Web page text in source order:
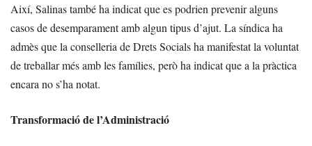
Així, Salinas també ha indicat que es podrien prevenir alguns
casos de desemparament amb algun tipus d’ajut. La síndica ha
admès que la conselleria de Drets Socials ha manifestat la voluntat
de treballar més amb les famílies, però ha indicat que a la pràctica
encara no s’ha notat.
Transformació de l’Administració